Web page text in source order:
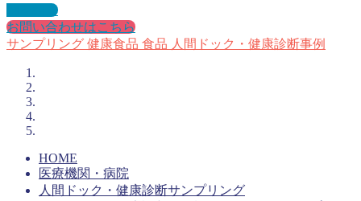
例を紹介
お問い合わせはこちら
サンプリング 健康食品 食品 人間ドック・健康診断事例
HOME
医療機関・病院
人間ドック・健康診断サンプリング